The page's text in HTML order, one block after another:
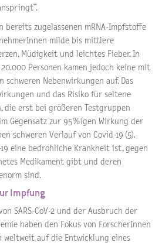
bereits zugelassenen mRNA-Impfstoffe
milde bis mittlere
Müdigkeit und leichtes Fieber. In
Personen kamen jedoch keine mit
Nebenwirkungen auf. Das
und das Risiko für seltene
die erst bei größeren Testgruppen
Gegensatz zur 95%igen Wirkung der
schweren Verlauf von Covid-19 (5).
19 eine bedrohliche Krankheit ist, gegen
Medikament gibt und deren
sind.
Impfung
SARS-CoV-2 und der Ausbruch der
haben den Fokus von ForscherInnen
weltweit auf die Entwicklung eines